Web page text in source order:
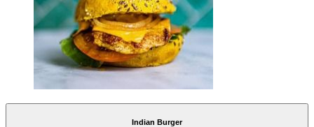
Indian Burger